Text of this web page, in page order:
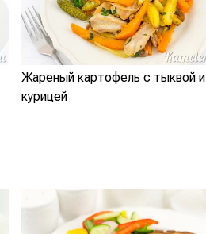
Жареный картофель с тыквой и
курицей